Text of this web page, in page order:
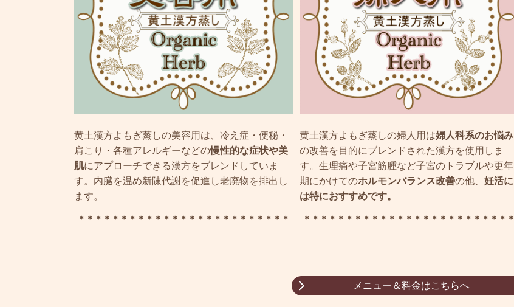
黄土漢方よもぎ蒸しの美容用は、冷え症・便秘・
肩こり・各種アレルギーなどの慢性的な症状や美
肌にアプローチできる漢方をブレンドしていま
す。内臓を温め新陳代謝を促進し老廃物を排出し
ます。
＊＊＊＊＊＊＊＊＊＊＊＊＊＊＊＊＊＊＊＊＊＊＊＊＊
黄土漢方よもぎ蒸しの婦人用は婦人科系のお悩み
の改善を目的にブレンドされた漢方を使用しま
す。生理痛や子宮筋腫など子宮のトラブルや更年
期にかけてのホルモンバランス改善の他、 妊活に
は特におすすめです。
＊＊＊＊＊＊＊＊＊＊＊＊＊＊＊＊＊＊＊＊＊＊＊＊＊
メニュー＆料金はこちらへ